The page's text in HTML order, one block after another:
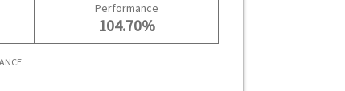
Performance
104.70%